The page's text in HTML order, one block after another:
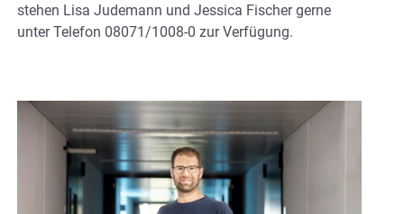
stehen Lisa Judemann und Jessica Fischer gerne
unter Telefon 08071/1008-0 zur Verfügung.